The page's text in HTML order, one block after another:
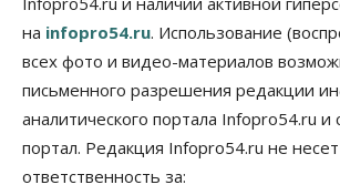
Финансы
Россияне оформили ипотечных
06 Августа 2026, 15:53
Власть
Думская гонка в Новосибирской
обойдется без самовыдвиженцев
06 Августа 2026, 15:00
на infopro54.ru. Использование
всех фото и видео-материалов
письменного разрешения редакции
аналитического портала Infopro54.ru и
портал. Редакция Infopro54.ru не несет
ответственность за: